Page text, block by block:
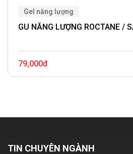
Gel năng lượng
GU NĂNG LƯỢNG ROCTANE /
79,000đ
TIN CHUYÊN NGÀNH